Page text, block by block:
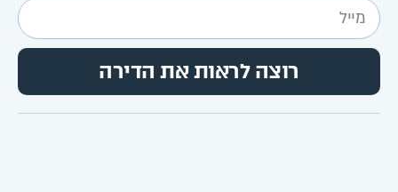
רוצה לראות את הדירה